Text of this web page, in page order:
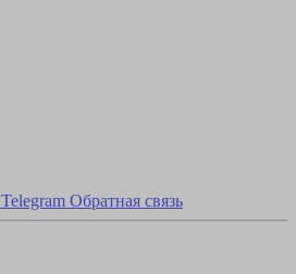
Telegram Обратная связь